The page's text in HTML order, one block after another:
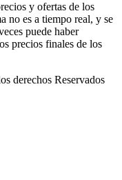
y ofertas de los
no es a tiempo real, y se
puede haber
precios finales de los
derechos Reservados